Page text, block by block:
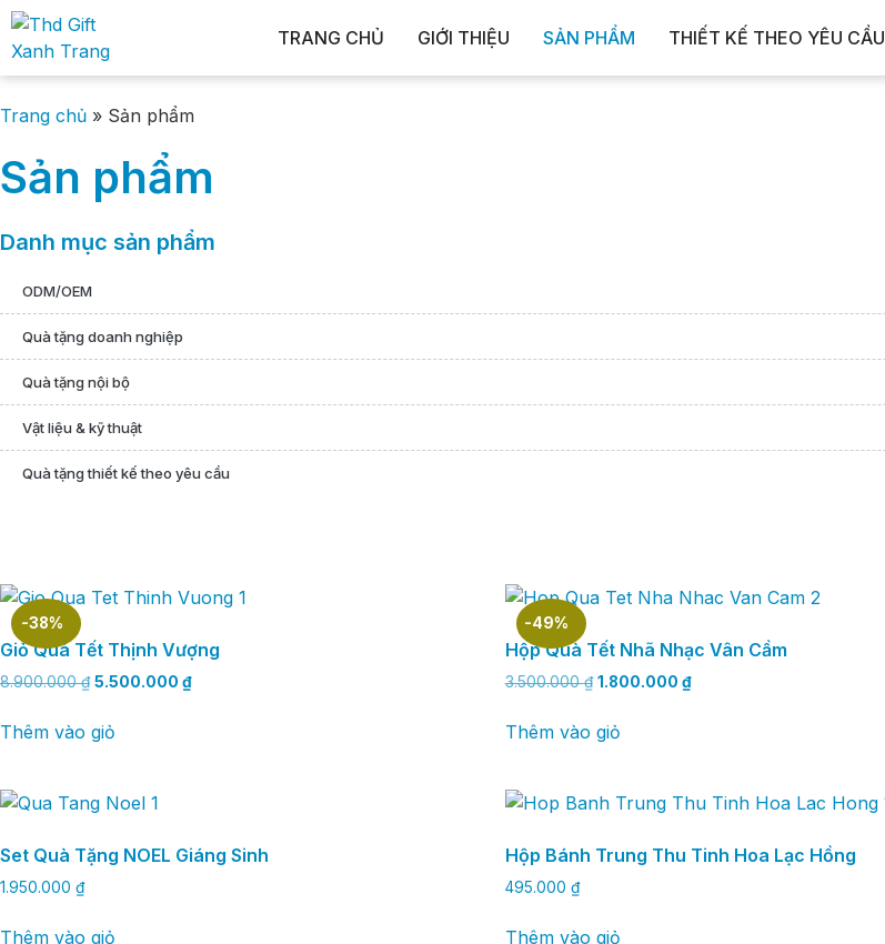
TRANG CHỦ GIỚI THIỆU SẢN PHẨM THIẾT KẾ THEO YÊU CẦU
Trang chủ » Sản phẩm
Sản phẩm
Danh mục sản phẩm
ODM/OEM
Quà tặng doanh nghiệp
Quà tặng nội bộ
Vật liệu & kỹ thuật
Quà tặng thiết kế theo yêu cầu
-38%
Giỏ Quà Tết Thịnh Vượng
8.900.000₫ 5.500.000 ₫
Thêm vào giỏ
-49%
Hộp Quà Tết Nhã Nhạc Vân Cầm
3.500.000₫ 1.800.000 ₫
Thêm vào giỏ
Set Quà Tặng NOEL Giáng Sinh
1.950.000 ₫
Thêm vào giỏ
Hộp Bánh Trung Thu Tinh Hoa Lạc Hồng
495.000 ₫
Thêm vào giỏ